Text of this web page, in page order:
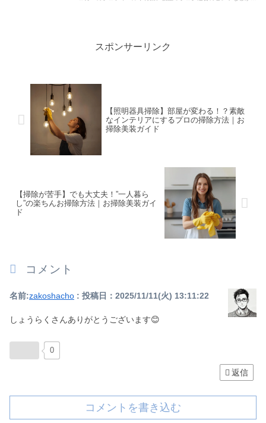
スポンサーリンク
【照明器具掃除】部屋が変わる！？素敵
なインテリアにするプロの掃除方法｜お
掃除美装ガイド
【掃除が苦手】でも大丈夫！”一人暮ら
し”の楽ちんお掃除方法｜お掃除美装ガイ
ド
コメント
名前:zakoshacho : 投稿日：2025/11/11(火) 13:11:22
しょうらくさんありがとうございます😊
0
返信
コメントを書き込む